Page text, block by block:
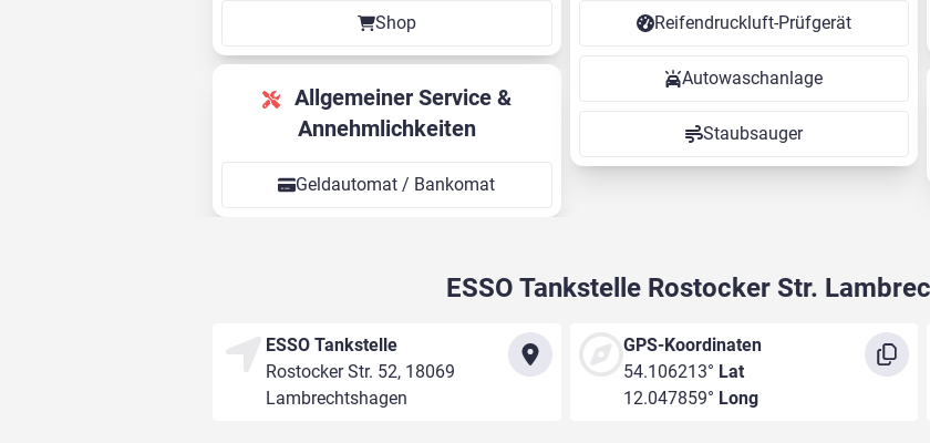
Shop
Annehmlichkeiten
Geldautomat / Bankomat
Reifendruckluft-Prüfgerät
Autowaschanlage
Staubsauger
ESSO Tankstelle Rostocker Str.
ESSO Tankstelle
Rostocker Str. 52, 18069
Lambrechtshagen
GPS-Koordinaten
54.106213° Lat
12.047859° Long